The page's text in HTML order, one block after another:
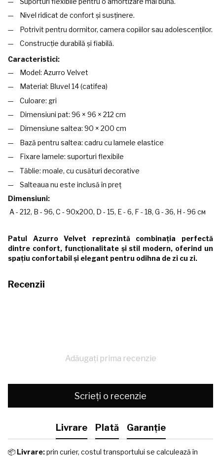
Nivel ridicat de confort și susținere.
Potrivit pentru dormitor, camera copiilor sau adolescenților.
Construcție durabilă și fiabilă.
Caracteristici:
Model: Azurro Velvet
Material: Bluvel 14 (catifea)
Culoare: gri
Dimensiuni pat: 96 × 96 × 212 cm
Dimensiune saltea: 90 × 200 cm
Bază pentru saltea: cadru cu lamele elastice
Fixare lamele: suporturi flexibile
Tăblie: moale, cu cusături decorative
Salteaua nu este inclusă în preț
Dimensiuni:
A - 212, B - 96, C - 90x200, D - 15, E - 6, F - 18, G - 36, H - 96 см
Patul Azurro Velvet reprezintă combinația perfectă
dintre confort, funcționalitate și stil modern, oferind un
spațiu confortabil și elegant pentru odihna de zi cu zi.
Recenzii
Adăugați prima recenzie
Scrieți o recenzie
Livrare Plată Garanție
📦 Livrare:prin curier, costul transportului se calculează în